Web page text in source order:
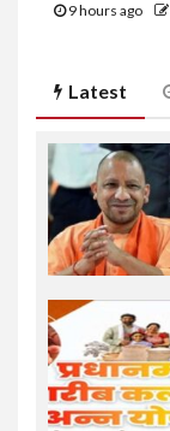
9 hours ago
Latest